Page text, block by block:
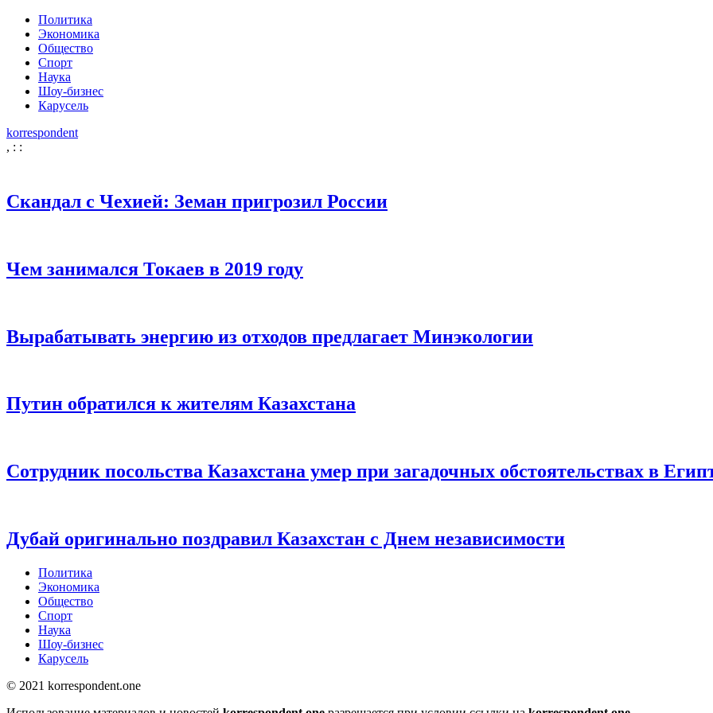
Политика
Экономика
Общество
Спорт
Наука
Шоу-бизнес
Карусель
korrespondent
, : :
Скандал с Чехией: Земан пригрозил России
Чем занимался Токаев в 2019 году
Вырабатывать энергию из отходов предлагает Минэкологии
Путин обратился к жителям Казахстана
Сотрудник посольства Казахстана умер при загадочных обстоятельствах в
Дубай оригинально поздравил Казахстан с Днем независимости
Политика
Экономика
Общество
Спорт
Наука
Шоу-бизнес
Карусель
© 2021 korrespondent.one